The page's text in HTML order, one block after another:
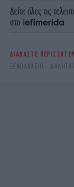
Δείτε όλες τις
στο
ΔΙΑΒΑΣΤΕ
ΞΕΝΟΔΟΧΕΊΟ